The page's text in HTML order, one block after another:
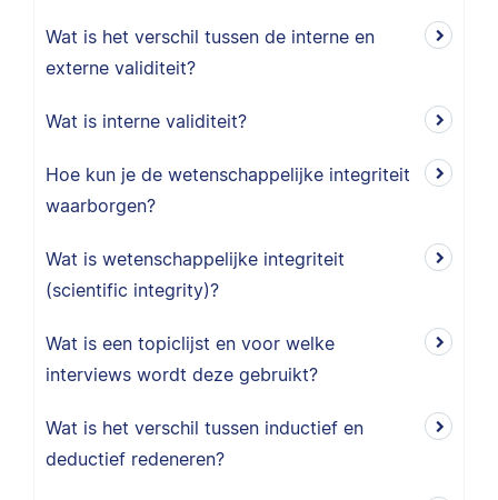
Wat is het verschil tussen de interne en
externe validiteit?
Wat is interne validiteit?
Hoe kun je de wetenschappelijke integriteit
waarborgen?
Wat is wetenschappelijke integriteit
(scientific integrity)?
Wat is een topiclijst en voor welke
interviews wordt deze gebruikt?
Wat is het verschil tussen inductief en
deductief redeneren?